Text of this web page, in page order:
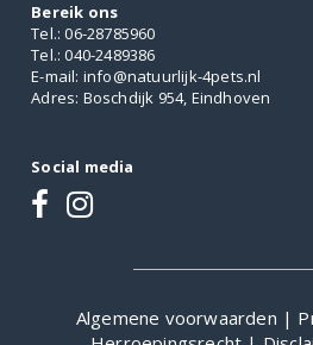
Bereik ons
Tel.: 06-28785960
Tel.: 040-2489386
E-mail: info@natuurlijk-4pets.nl
Adres: Boschdijk 954, Eindhoven
Social media
Algemene voorwaarden |